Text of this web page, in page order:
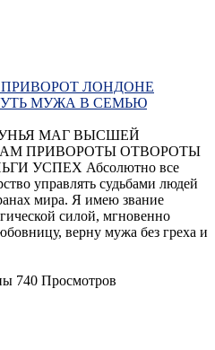
ЛОНДОНЕ
МУЖА В СЕМЬЮ
МАГ ВЫСШЕЙ
ПРИВОРОТЫ ОТВОРОТЫ
УСПЕХ Абсолютно все
управлять судьбами людей
мира. Я имею звание
силой, мгновенно
верну мужа без греха и
740 Просмотров